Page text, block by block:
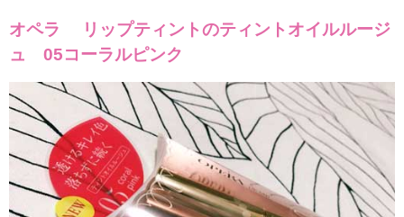
オペラ リップティントのティントオイルルージ
ュ 05コーラルピンク